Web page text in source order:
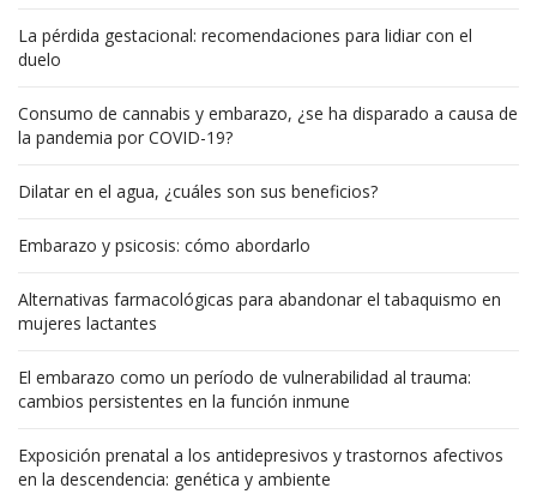
La pérdida gestacional: recomendaciones para lidiar con el
duelo
Consumo de cannabis y embarazo, ¿se ha disparado a causa de
la pandemia por COVID-19?
Dilatar en el agua, ¿cuáles son sus beneficios?
Embarazo y psicosis: cómo abordarlo
Alternativas farmacológicas para abandonar el tabaquismo en
mujeres lactantes
El embarazo como un período de vulnerabilidad al trauma:
cambios persistentes en la función inmune
Exposición prenatal a los antidepresivos y trastornos afectivos
en la descendencia: genética y ambiente